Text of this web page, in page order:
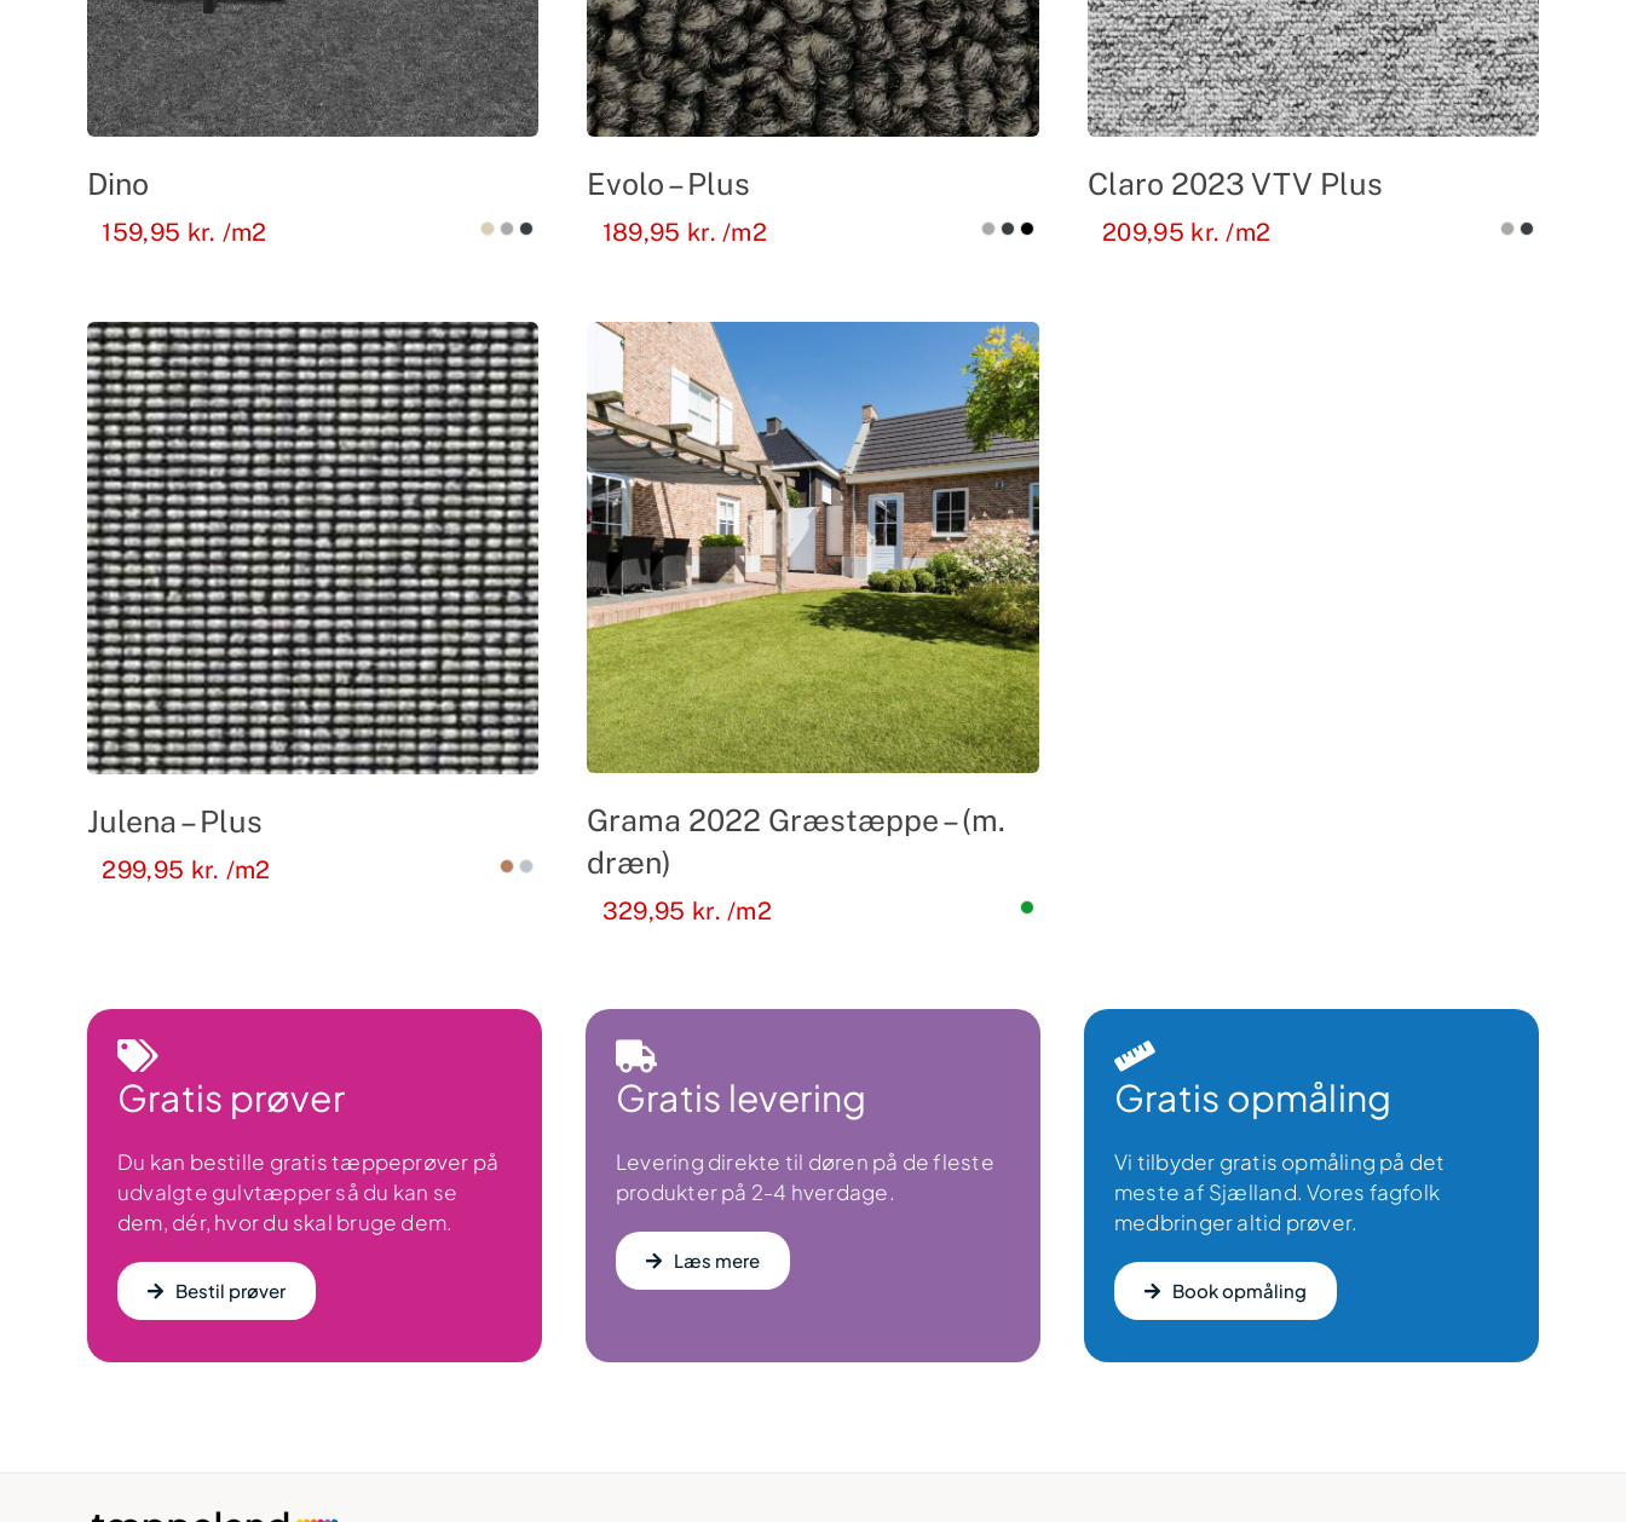
Dino
159,95 kr. /m2
Evolo – Plus
189,95 kr. /m2
Claro 2023 VTV Plus
209,95 kr. /m2
Julena – Plus
299,95 kr. /m2
Grama 2022 Græstæppe – (m.
dræn)
329,95 kr. /m2
Gratis prøver
Du kan bestille gratis tæppeprøver på
udvalgte gulvtæpper så du kan se
dem, dér, hvor du skal bruge dem.
Bestil prøver
Gratis levering
Levering direkte til døren på de fleste
produkter på 2-4 hverdage.
Læs mere
Gratis opmåling
Vi tilbyder gratis opmåling på det
meste af Sjælland. Vores fagfolk
medbringer altid prøver.
Book opmåling